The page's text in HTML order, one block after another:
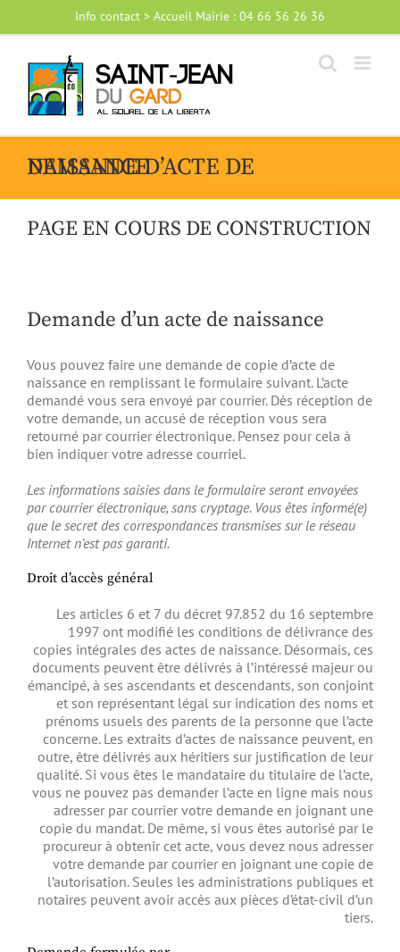
Info contact > Accueil Mairie : 04 66 56 26 36
DEMANDE D’ACTE DE NAISSANCE
PAGE EN COURS DE CONSTRUCTION
Demande d’un acte de naissance
Vous pouvez faire une demande de copie d’acte de
naissance en remplissant le formulaire suivant. L’acte
demandé vous sera envoyé par courrier. Dès réception de
votre demande, un accusé de réception vous sera
retourné par courrier électronique. Pensez pour cela à
bien indiquer votre adresse courriel.
Les informations saisies dans le formulaire seront envoyées
par courrier électronique, sans cryptage. Vous êtes informé(e)
que le secret des correspondances transmises sur le réseau
Internet n’est pas garanti.
Droit d’accès général
Les articles 6 et 7 du décret 97.852 du 16 septembre
1997 ont modifié les conditions de délivrance des
copies intégrales des actes de naissance. Désormais, ces
documents peuvent être délivrés à l’intéressé majeur ou
émancipé, à ses ascendants et descendants, son conjoint
et son représentant légal sur indication des noms et
prénoms usuels des parents de la personne que l’acte
concerne. Les extraits d’actes de naissance peuvent, en
outre, être délivrés aux héritiers sur justification de leur
qualité. Si vous êtes le mandataire du titulaire de l’acte,
vous ne pouvez pas demander l’acte en ligne mais nous
adresser par courrier votre demande en joignant une
copie du mandat. De même, si vous êtes autorisé par le
procureur à obtenir cet acte, vous devez nous adresser
votre demande par courrier en joignant une copie de
l’autorisation. Seules les administrations publiques et
notaires peuvent avoir accès aux pièces d’état-civil d’un
tiers.